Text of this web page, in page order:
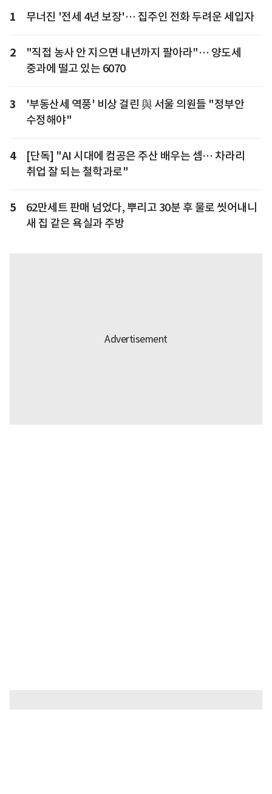
1 무너진 '전세 4년 보장'… 집주인 전화 두려운 세입자
2
"직접 농사 안 지으면 내년까지 팔아라"… 양도세
중과에 떨고 있는 6070
3
'부동산세 역풍' 비상 걸린 與 서울 의원들 "정부안
수정해야"
4
[단독] "AI 시대에 컴공은 주산 배우는 셈… 차라리
취업 잘 되는 철학과로"
5
62만세트 판매 넘었다, 뿌리고 30분 후 물로 씻어내니
새 집 같은 욕실과 주방